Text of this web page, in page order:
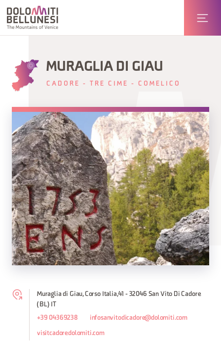
MURAGLIA DI GIAU
CADORE - TRE CIME - COMELICO
Muraglia di Giau, Corso Italia,41 - 32046 San Vito Di Cadore
(BL) IT
+39 04369238 infosanvitodicadore@dolomiti.com
visitcadoredolomiti.com